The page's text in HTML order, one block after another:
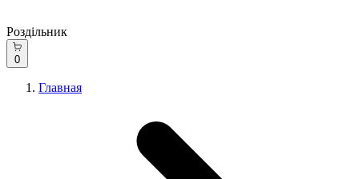
Роздільник
0
Главная